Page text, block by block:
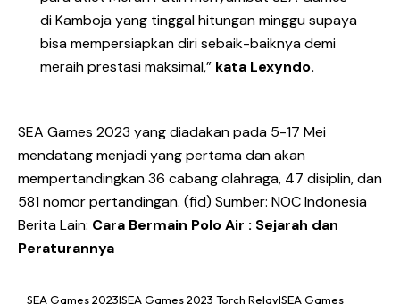
di Kamboja yang tinggal hitungan minggu supaya
bisa mempersiapkan diri sebaik-baiknya demi
meraih prestasi maksimal,” kata Lexyndo.
SEA Games 2023 yang diadakan pada 5-17 Mei
mendatang menjadi yang pertama dan akan
mempertandingkan 36 cabang olahraga, 47 disiplin, dan
581 nomor pertandingan. (fid) Sumber: NOC Indonesia
Berita Lain: Cara Bermain Polo Air : Sejarah dan
Peraturannya
SEA Games 2023|SEA Games 2023 Torch Relay|SEA Games